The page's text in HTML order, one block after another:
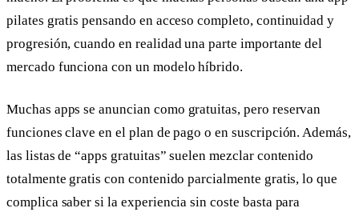
pilates gratis pensando en acceso completo, continuidad y
progresión, cuando en realidad una parte importante del
mercado funciona con un modelo híbrido.
Muchas apps se anuncian como gratuitas, pero reservan
funciones clave en el plan de pago o en suscripción. Además,
las listas de “apps gratuitas” suelen mezclar contenido
totalmente gratis con contenido parcialmente gratis, lo que
complica saber si la experiencia sin coste basta para